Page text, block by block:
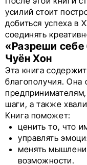
усилий стоит
добиться успеха в
соединять
«Разреши
Чуён Хон
Эта книга
благополучия. Она
шаги, а также
Книга поможет:
ценить то, что
управлять
менять
возможности.